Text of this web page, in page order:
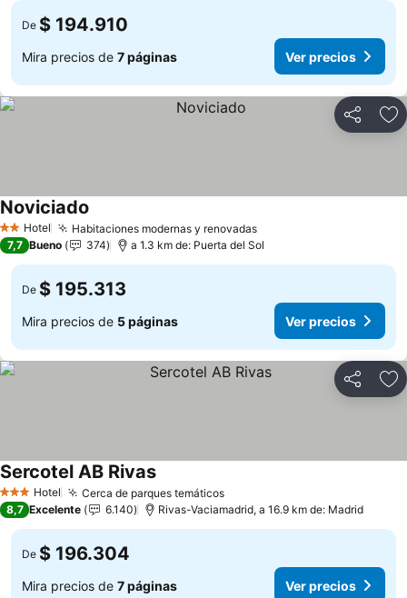
De $ 194.910
Mira precios de 7 páginas Ver precios
Compartir
2 Estrellas
Hotel Habitaciones modernas y renovadasVer precios
Noviciado
7,7 Bueno 374 a 1.3 km de: Puerta del Sol
De $ 195.313
Mira precios de 5 páginas Ver precios
Compartir
3 Estrellas
Hotel Cerca de parques temáticosVer precios
Sercotel AB RivasVer precios
8,7 Excelente 6.140 Rivas-Vaciamadrid, a 16.9 km de: Madrid
De $ 196.304
Mira precios de 7 páginas Ver precios